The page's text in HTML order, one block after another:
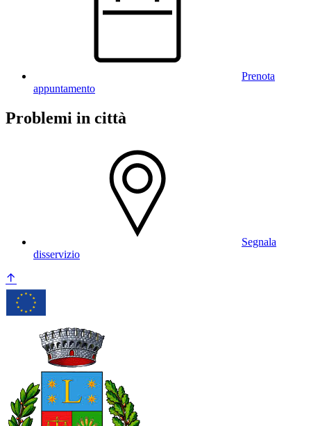
Prenota
appuntamento
Problemi in città
Segnala
disservizio